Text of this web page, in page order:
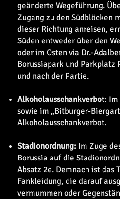
geänderte Wegeführung.
Zugang zu den Südblöcken
dieser Richtung anreisen,
Süden entweder über den
oder im Osten via Dr.-
Borussiapark und Parkplatz
und nach der Partie.
Alkoholausschankverbot: Im
sowie im „Bitburger-
Alkoholausschankverbot.
Stadionordnung: Im Zuge
Borussia auf die
Absatz 2e. Demnach ist das
Fankleidung, die darauf
vermummen oder